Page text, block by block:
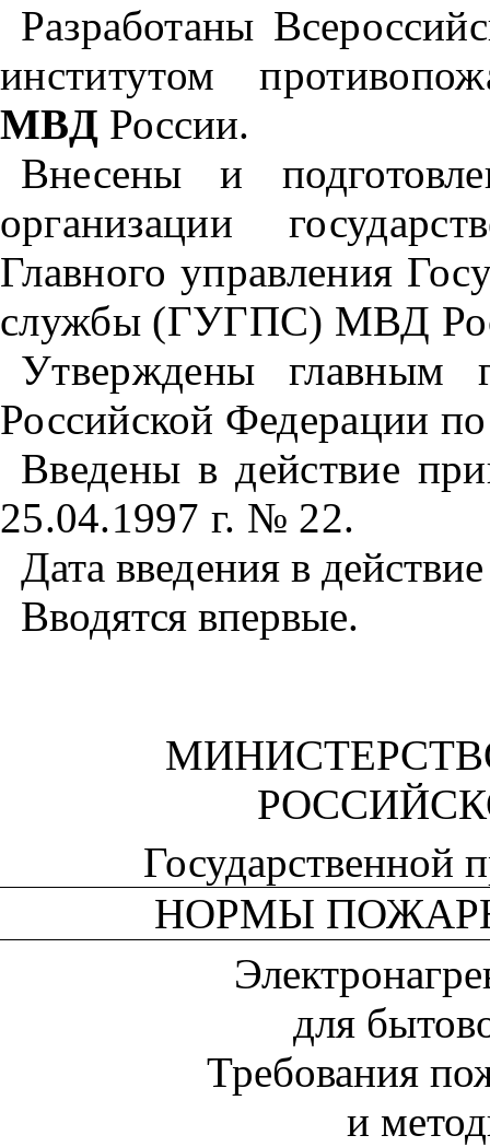
Разработаны
институтом
МВД России.
Внесены и
органи­зации
Главного управ­ления
службы (ГУГПС) МВД
Утверждены главным
Российской Федерации
Введены в действие
25.04.1997 г. № 22.
Дата введения в
Вводятся впервые.
Государственной
НОРМЫ
для
Требования
и